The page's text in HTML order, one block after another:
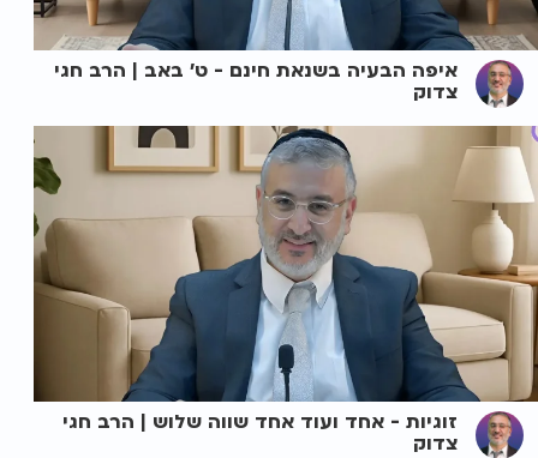
איפה הבעיה בשנאת חינם - ט' באב | הרב חגי
צדוק
זוגיות - אחד ועוד אחד שווה שלוש | הרב חגי
צדוק